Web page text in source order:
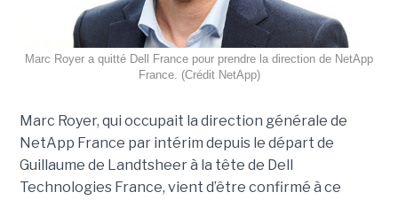
Marc Royer a quitté Dell France pour prendre la direction de NetApp
France. (Crédit NetApp)
Marc Royer, qui occupait la direction générale de
NetApp France par intérim depuis le départ de
Guillaume de Landtsheer à la tête de Dell
Technologies France, vient d’être confirmé à ce